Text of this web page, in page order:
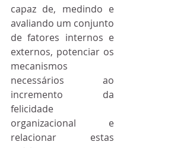
capaz de, medindo e
avaliando um conjunto
de fatores internos e
externos, potenciar os
mecanismos
necessários ao
incremento da
felicidade
organizacional e
relacionar estas